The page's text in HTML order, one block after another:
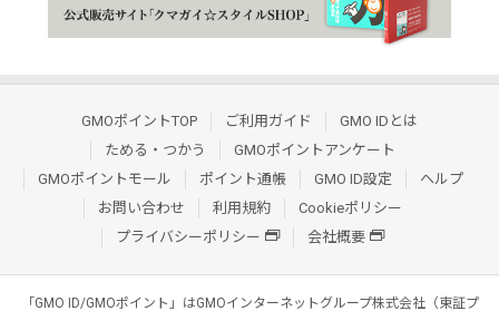
GMOポイントTOP ご利用ガイド
GMO IDとは
ためる・つかう
GMOポイントアンケート
GMOポイントモール
ポイント通帳 GMO ID設定
ヘルプ
お問い合わせ
利用規約
Cookieポリシー
プライバシーポリシー
会社概要
「GMO ID/GMOポイント」はGMOインターネットグループ株式会社（東証プ